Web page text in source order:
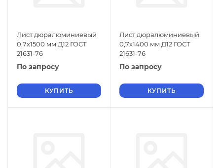
Лист дюралюминиевый
0,7х1500 мм Д12 ГОСТ
21631-76
По запросу
КУПИТЬ
Лист дюралюминиевый
0,7х1400 мм Д12 ГОСТ
21631-76
По запросу
КУПИТЬ